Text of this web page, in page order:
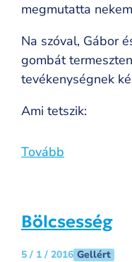
megmutatta
Na szóval, Gábor
gombát
tevékenységnek
Ami tetszik:
Tovább
Bölcsesség
5 / 1 / 2016 Gellért